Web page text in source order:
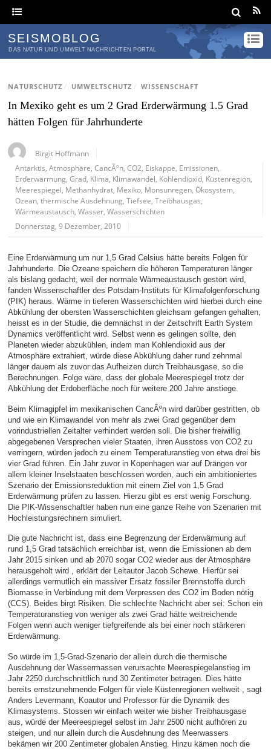
SEISMOBLOG
DAS NATUR UND UMWELT NACHRICHTEN PORTAL
NATURSCHUTZ / UMWELTSCHUTZ / WISSENSCHAFT
In Mexiko geht es um 2 Grad Erderwärmung 1.5 Grad
hätten Folgen für Jahrhunderte
Birgit Hoffmann
Antarktis ,Atmosphäre ,CancÃºn ,CO2 Eiskappe Emissionen
Erderwärmung ,Grad Klima Klimawandel Kohlendioxid Küstenregion
Meerespiegel Methanhydrat Mexiko Monsunregen ,Ökosystem
Ozean ,thermische Ausdehnung ,Tiefsee ,Treibhausgas
Wärmeaustausch ,Wasser ,Wasserschichten
Donnerstag, 9 Dezember, 2010
Eine Erderwärmung um nur 1,5 Grad Celsius hätte bereits Folgen für
Jahrhunderte. Die Ozeane speichern die höheren Temperaturen länger
als bislang gedacht, weil der normale Wärmeaustausch gestört wird,
fanden Wissenschaftler des Potsdam-Instituts für Klimafolgenforschung
(PIK) heraus. Wärme in tieferen Wasserschichten wird hierbei durch eine
Abkühlung der obersten Wasserschichten gleichsam gefangen gehalten,
heisst es in der Studie, die demnächst in der Zeitschrift Earth System
Dynamics veröffentlicht wird. Selbst wenn es gelingen sollte, den
Planeten wieder abzukühlen, indem man Kohlendioxid aus der
Atmosphäre extrahiert, würde diese Abkühlung daher rund zehnmal
länger dauern als zuvor das Aufheizen durch Treibhausgase, so die
Berechnungen. Folge wäre, dass der globale Meerespiegel trotz der
Abkühlung der Erdoberfläche noch für weitere 200 Jahre anstiege.
Beim Klimagipfel im mexikanischen CancÃºn wird darüber gestritten, ob
und wie ein Klimawandel von mehr als zwei Grad gegenüber dem
vorindustriellen Zeitalter verhindert werden soll. Die bisher freiwillig
abgegebenen Versprechen vieler Staaten, ihren Ausstoss von CO2 zu
verringern, würden jedoch zu einem Temperaturanstieg von etwa drei bis
vier Grad führen. Ein Jahr zuvor in Kopenhagen war auf Drängen vor
allem kleiner Inselstaaten beschlossen worden, auch ein ambitioniertes
Szenario der Emissionsreduktion mit einem Ziel von 1,5 Grad
Erderwärmung prüfen zu lassen. Hierzu gibt es erst wenig Forschung.
Die PIK-Wissenschaftler haben nun eine ganze Reihe von Szenarien mit
Hochleistungsrechnern simuliert.
Die gute Nachricht ist, dass eine Begrenzung der Erderwärmung auf
rund 1,5 Grad tatsächlich erreichbar ist, wenn die Emissionen ab dem
Jahr 2015 sinken und ab 2070 sogar CO2 wieder aus der Atmosphäre
herausgeholt wird , erklärt der Leitautor Jacob Schewe. Hierfür sei
allerdings vermutlich ein massiver Ersatz fossiler Brennstoffe durch
Biomasse in Verbindung mit dem Verpressen des CO2 im Boden nötig
(CCS). Beides birgt Risiken. Die schlechte Nachricht aber sei: Schon ein
Temperaturanstieg von weniger als zwei Grad hätte weitreichende
Folgen wenn auch weniger tiefgreifende als bei einer noch stärkeren
Erderwärmung.
So würde im 1,5-Grad-Szenario der allein durch die thermische
Ausdehnung der Wassermassen verursachte Meerespiegelanstieg im
Jahr 2250 durchschnittlich rund 30 Zentimeter betragen. Dies hätte
bereits ernstzunehmende Folgen für viele Küstenregionen weltweit , sagt
Anders Levermann, Koautor und Professor für die Dynamik des
Klimasystems. Stossen wir einfach weiter wie bisher Treibhausgase
aus, würde der Meereespiegel selbst im Jahr 2500 nicht aufhören zu
steigen, und nur allein durch die Ausdehnung des Meerwassers
bekämen wir 200 Zentimeter globalen Anstieg. Hinzu kämen noch die